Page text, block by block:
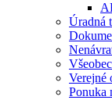
Úradná
Verejné
Ponuka